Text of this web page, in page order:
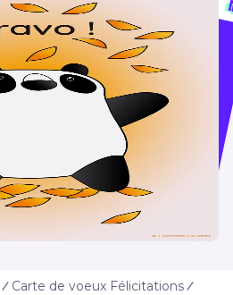
Carte de voeux Félicitations